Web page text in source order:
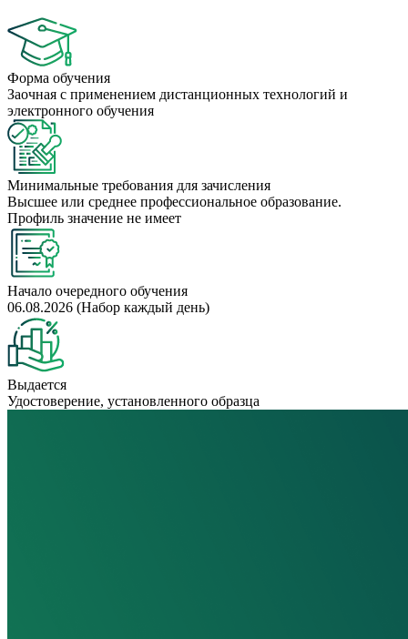
Форма обучения
Заочная с применением дистанционных технологий и
электронного обучения
Минимальные требования для зачисления
Высшее или среднее профессиональное образование.
Профиль значение не имеет
Начало очередного обучения
06.08.2026 (Набор каждый день)
Выдается
Удостоверение, установленного образца